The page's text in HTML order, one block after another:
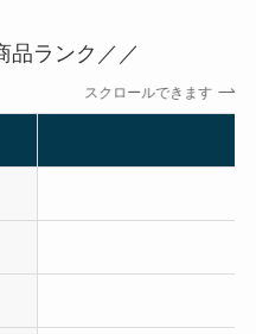
品ランク／／
スクロールできます